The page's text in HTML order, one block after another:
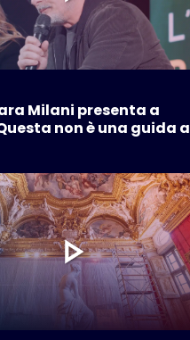
Milani presenta a
non è una guida a